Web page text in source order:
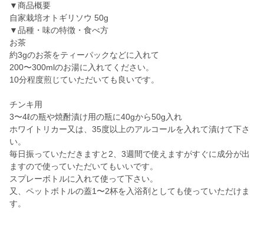
▼商品概要
自家栽培オトギリソウ 50g
▼品種・味の特徴・食べ方
お茶
約3gのお茶をティーパックなどに入れて
200〜300mlのお湯に入れてください。
10分程度煎じていただいても良いです。
チンキ用
3〜4ℓの瓶や焼酎漬け用の瓶に40gから50g入れ
ホワイトリカー又は、35度以上のアルコールを入れて漬けて下さ
い。
毎日振っていただきますと2、3週間で使えますがすぐに成分が出
ますので使っていただいてもいいです。
スプレーボトルに入れて使って下さい。
又、ペットボトルの蓋1〜2杯を入浴剤としても使っていただけま
す。